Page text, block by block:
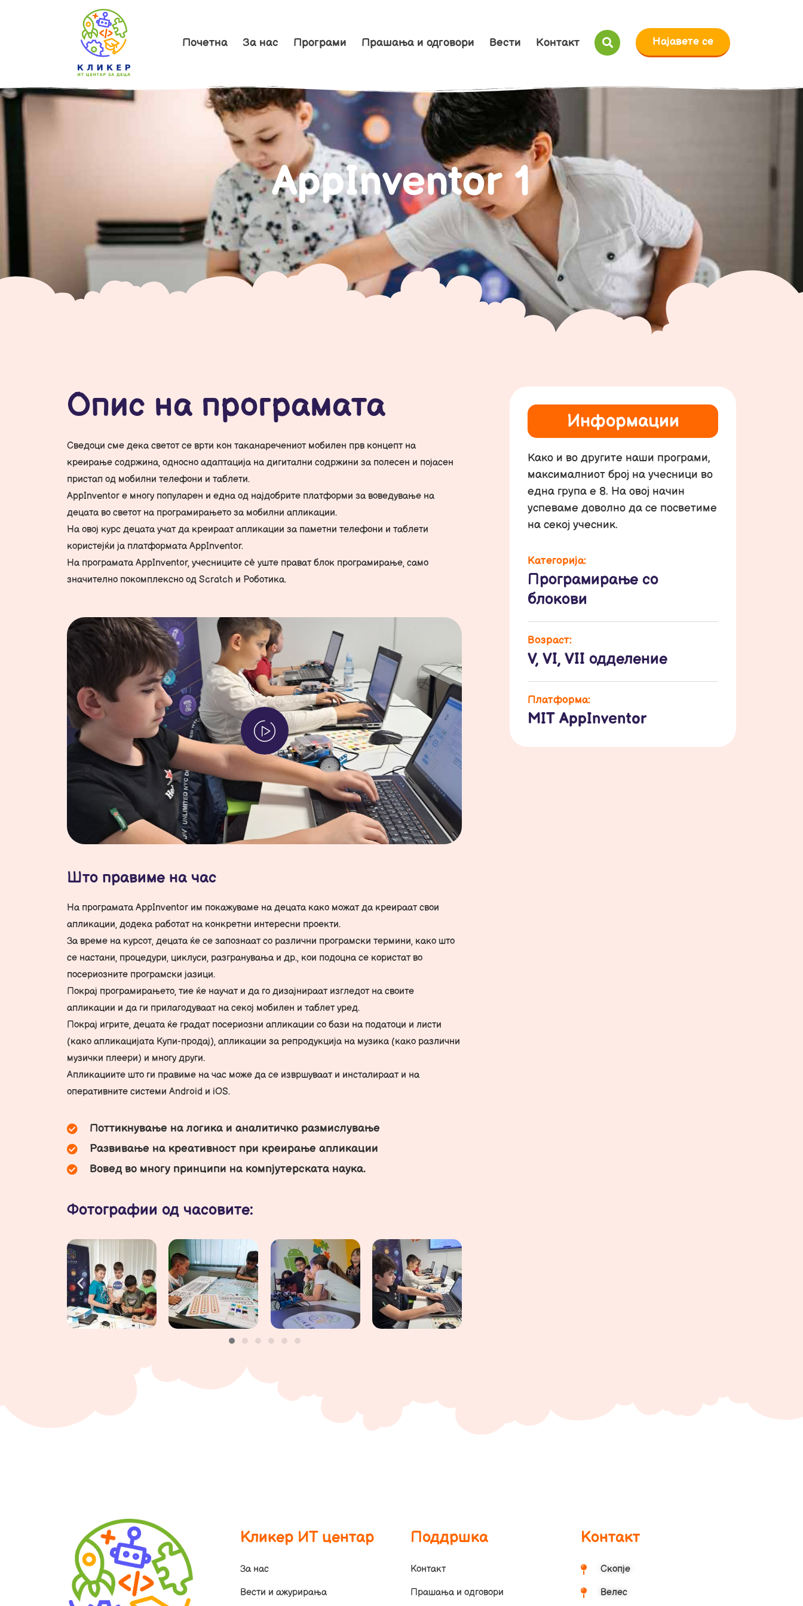
Почетна За нас Програми Прашања и одговори Вести Контакт Најавете се
AppInventor 1
Опис на програмата
Сведоци сме дека светот се врти кон таканаречениот мобилен прв концепт на
креирање содржина, односно адаптација на дигитални содржини за полесен и појасен
пристап од мобилни телефони и таблети.
AppInventor е многу популарен и една од најдобрите платформи за воведување на
децата во светот на програмирањето за мобилни апликации.
На овој курс децата учат да креираат апликации за паметни телефони и таблети
користејќи ја платформата AppInventor.
На програмата AppInventor, учесниците сè уште прават блок програмирање, само
значително покомплексно од Scratch и Роботика.
Што правиме на час
На програмата AppInventor им покажуваме на децата како можат да креираат свои
апликации, додека работат на конкретни интересни проекти.
За време на курсот, децата ќе се запознаат со различни програмски термини, како што
се настани, процедури, циклуси, разгранувања и др., кои подоцна се користат во
посериозните програмски јазици.
Покрај програмирањето, тие ќе научат и да го дизајнираат изгледот на своите
апликации и да ги прилагодуваат на секој мобилен и таблет уред.
Покрај игрите, децата ќе градат посериозни апликации со бази на податоци и листи
(како апликацијата Купи-продај), апликации за репродукција на музика (како различни
музички плеери) и многу други.
Апликациите што ги правиме на час може да се извршуваат и инсталираат и на
оперативните системи Android и iOS.
Поттикнување на логика и аналитичко размислување
Развивање на креативност при креирање апликации
Вовед во многу принципи на компјутерската наука.
Фотографии од часовите:
Информации
Како и во другите наши програми,
максималниот број на учесници во
една група е 8. На овој начин
успеваме доволно да се посветиме
на секој учесник.
Категорија:
Програмирање со
блокови
Возраст:
V, VI, VII одделение
Платформа:
MIT AppInventor
Кликер ИТ центар
За нас
Вести и ажурирања
Поддршка
Контакт
Прашања и одговори
Контакт
Скопје
Велес